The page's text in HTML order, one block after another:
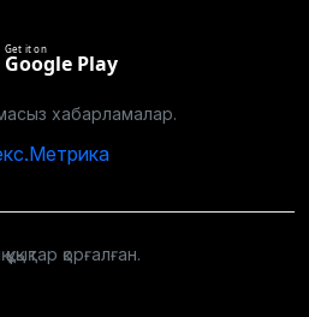
Get it on
Google Play
хабарламалар.
қорғалған.